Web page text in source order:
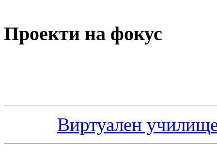
Проекти на фокус
Виртуален